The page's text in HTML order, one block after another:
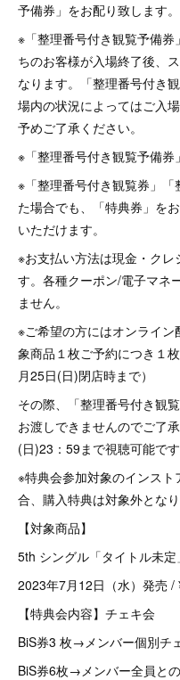
予備券」をお配り致します。
※「整理番号付き観覧予備
ちのお客様が入場終了後、
なります。「整理番号付き
場内の状況によってはご入
予めご了承ください。
※「整理番号付き観覧予備券
※「整理番号付き観覧券」
た場合でも、「特典券」を
いただけます。
※お支払い方法は現金・ク
す。各種クーポン/電子マネ
ません。
※ご希望の方にはオンライ
象商品１枚ご予約につき１
月25日(日)閉店時まで）
その際、「整理番号付き観
お渡しできませんのでご了
(日)23：59まで視聴可能です
※特典会参加対象のインス
合、購入特典は対象外となり
【対象商品】
5th シングル「タイトル未定
2023年7月12日（水）発売 /
【特典会内容】チェキ会
BiS券3 枚→メンバー個別チ
BiS券6枚→メンバー全員と